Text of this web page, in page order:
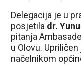
Delegacija je u
posjetila dr.
pitanja
u Olovu.
načelnikom